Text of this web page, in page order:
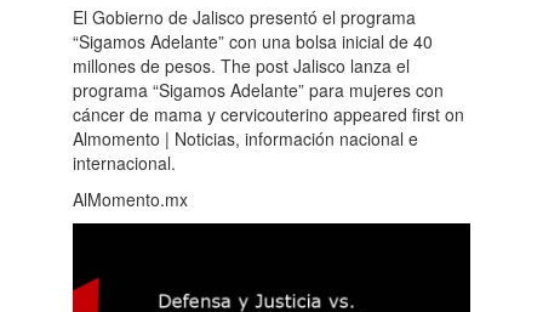
El Gobierno de Jalisco presentó el programa
“Sigamos Adelante” con una bolsa inicial de 40
millones de pesos. The post Jalisco lanza el
programa “Sigamos Adelante” para mujeres con
cáncer de mama y cervicouterino appeared first on
Almomento | Noticias, información nacional e
internacional.
AlMomento.mx